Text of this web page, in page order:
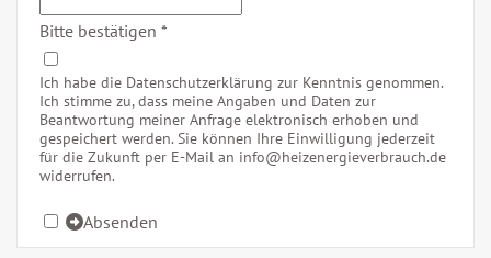
Bitte bestätigen *
Ich habe die Datenschutzerklärung zur Kenntnis genommen.
Ich stimme zu, dass meine Angaben und Daten zur
Beantwortung meiner Anfrage elektronisch erhoben und
gespeichert werden. Sie können Ihre Einwilligung jederzeit
für die Zukunft per E-Mail an info@heizenergieverbrauch.de
widerrufen.
Absenden